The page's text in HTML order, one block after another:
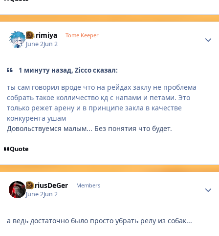
Horimiya Tome Keeper
June 2Jun 2
1 минуту назад, Zicco сказал:
ты сам говорил вроде что на рейдах заклу не проблема
собрать такое колличество кд с напами и петами. Это
только режет арену и в принципе закла в качестве
конкурента ушам
Довольствуемся малым... Без понятия что будет.
Quote
DariusDeGer Members
June 2Jun 2
а ведь достаточно было просто убрать релу из собак...